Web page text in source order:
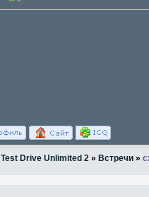
Test Drive Unlimited 2 » Встречи »